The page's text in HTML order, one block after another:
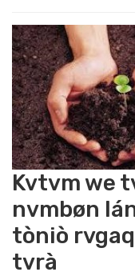
Kvtvm we
nvmbøn
tòniò
tvrà